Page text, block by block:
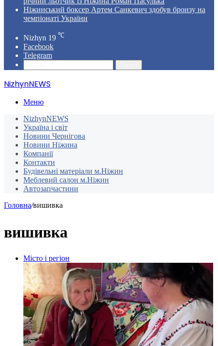
Ніжинський боксер Артем Санкевич здобув бронзу на
чемпіонаті України
Nizhyn 19 ℃
Facebook
Telegram
NizhynNEWS
Меню
NizhynNEWS
Україна і світ
Новини Чернігова
Новини Ніжина
Компанії
Контакти
Будівельні матеріали м.Ніжин
Меблевий салон м.Ніжин
Автозапчастини
Головна/вишивка
вишивка
Місто і регіон